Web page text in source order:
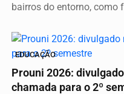
bairros do entorno, como
EDUCAÇÃO
Prouni 2026:
chamada para o 2º